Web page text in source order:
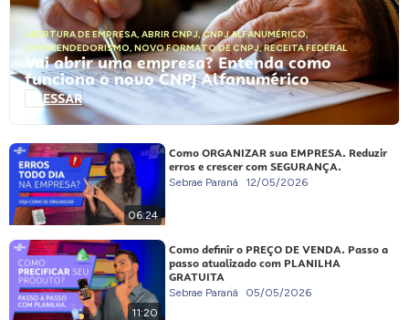
ABERTURA DE EMPRESA, ABRIR CNPJ,CNPJ ALFANUMÉRICO,
EMPREENDEDORISMO, NOVO FORMATO DE CNPJ,RECEITA FEDERAL
Vai abrir uma empresa? Entenda como
funciona o novo CNPJ Alfanumérico
ACESSAR
06:24
Como ORGANIZAR sua EMPRESA. Reduzir
erros e crescer com SEGURANÇA.
Sebrae Paraná 12/05/2026
11:20
Como definir o PREÇO DE VENDA. Passo a
passo atualizado com PLANILHA
GRATUITA
Sebrae Paraná 05/05/2026